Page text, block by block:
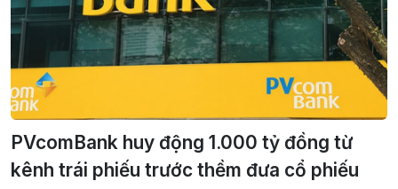
PVcomBank huy động 1.000 tỷ đồng từ
kênh trái phiếu trước thềm đưa cổ phiếu